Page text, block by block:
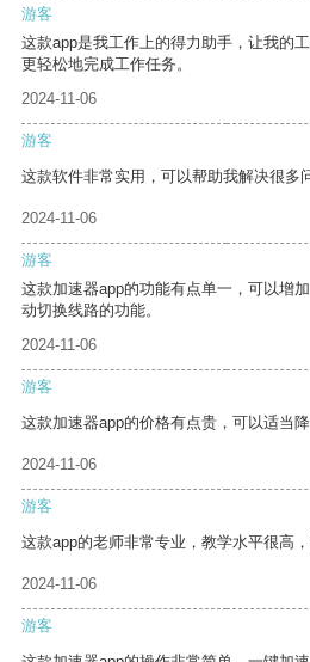
游客
这款app是我工作上的得力助手，让我的
更轻松地完成工作任务。
2024-11-06
游客
这款软件非常实用，可以帮助我解决很多
2024-11-06
游客
这款加速器app的功能有点单一，可以增
动切换线路的功能。
2024-11-06
游客
这款加速器app的价格有点贵，可以适当
2024-11-06
游客
这款app的老师非常专业，教学水平很高
2024-11-06
游客